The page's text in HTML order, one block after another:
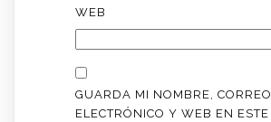
WEB
GUARDA MI NOMBRE, CORREO
ELECTRÓNICO Y WEB EN ESTE